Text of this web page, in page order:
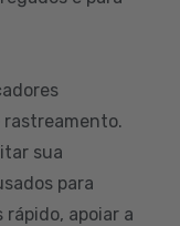
rastreamento.
sua
para
apoiar a